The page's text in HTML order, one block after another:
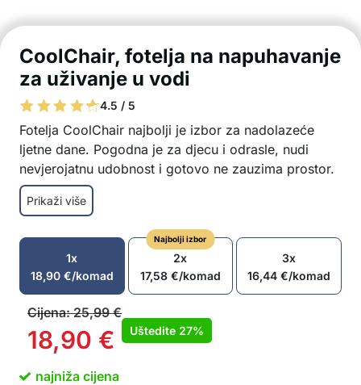
CoolChair, fotelja na napuhavanje
za uživanje u vodi
4.5 / 5
Fotelja CoolChair najbolji je izbor za nadolazeće
ljetne dane. Pogodna je za djecu i odrasle, nudi
nevjerojatnu udobnost i gotovo ne zauzima prostor.
Zahvaljujući udobnim jastucima za ruke, leđa i vrat,
poželjet ćete ostati u ovoj nevjerojatnoj fotelji cijeli
Nevjerojatno udobna fotelja
Pogodna za djecu i odrasle
Izrađena od izdržljivih materijala
Ergonomski oblik
Brzo sušenje
Zauzima malo prostora
Prikaži više
1x
18,90 €/komad
Najbolji izbor
2x
17,58 €/komad
3x
16,44€/komad
Cijena:25,99€
18,90 € Uštedite 27%
najniža cijena